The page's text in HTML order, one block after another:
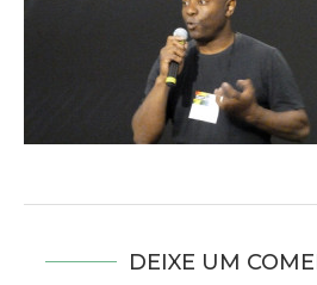
DEIXE UM